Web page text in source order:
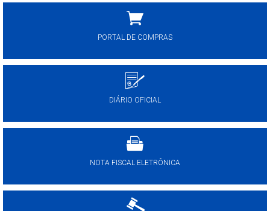
PORTAL DE COMPRAS
DIÁRIO OFICIAL
NOTA FISCAL ELETRÔNICA